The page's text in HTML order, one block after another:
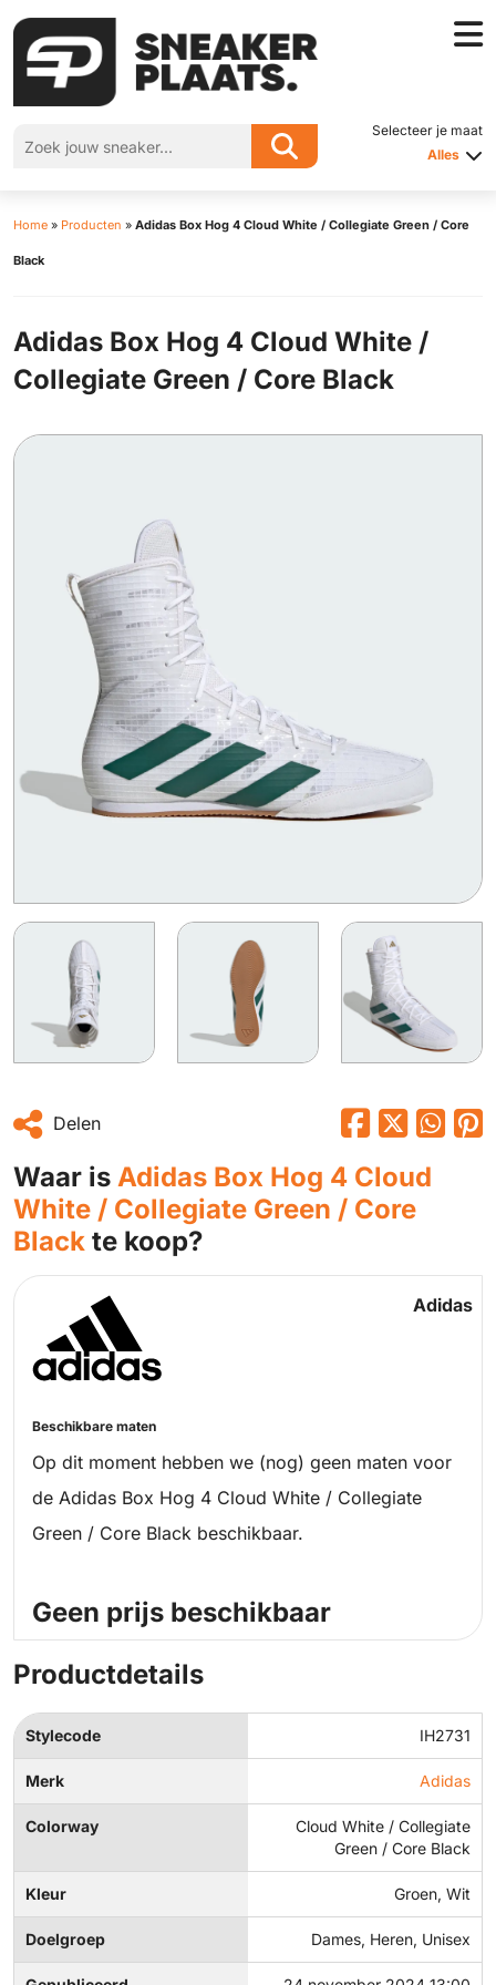
Selecteer je maat
Alles
Home » Producten » Adidas Box Hog 4 Cloud White / Collegiate Green / Core
Black
Adidas Box Hog 4 Cloud White /
Collegiate Green / Core Black
Delen
Waar is Adidas Box Hog 4 Cloud
White / Collegiate Green / Core
Black te koop?
Adidas
Beschikbare maten
Op dit moment hebben we (nog) geen maten voor
de Adidas Box Hog 4 Cloud White / Collegiate
Green / Core Black beschikbaar.
Geen prijs beschikbaar
Productdetails
Stylecode IH2731
Merk Adidas
Colorway
Cloud White / Collegiate
Green / Core Black
Kleur Groen, Wit
Doelgroep Dames, Heren, Unisex